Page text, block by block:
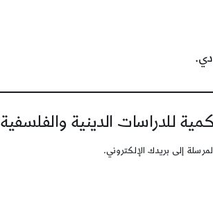
للدراسات الدينية والفلسفية
إلى بريدك الإلكتروني.